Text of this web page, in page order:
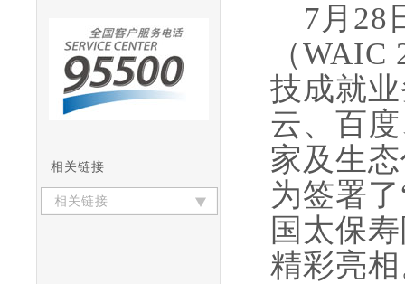
相关链接
相关链接
7月28
（
技成就
云、百
家及生
为签署
国太保
精彩亮